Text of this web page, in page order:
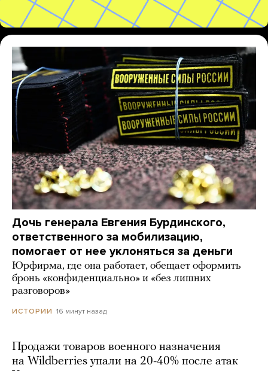
Дочь генерала Евгения Бурдинского,
ответственного за мобилизацию,
помогает от нее уклоняться за деньги
Юрфирма, где она работает, обещает оформить
бронь «конфиденциально» и «без лишних
разговоров»
ИСТОРИИ 16 минут назад
Продажи товаров военного назначения
на Wildberries упали на 20-40% после атак